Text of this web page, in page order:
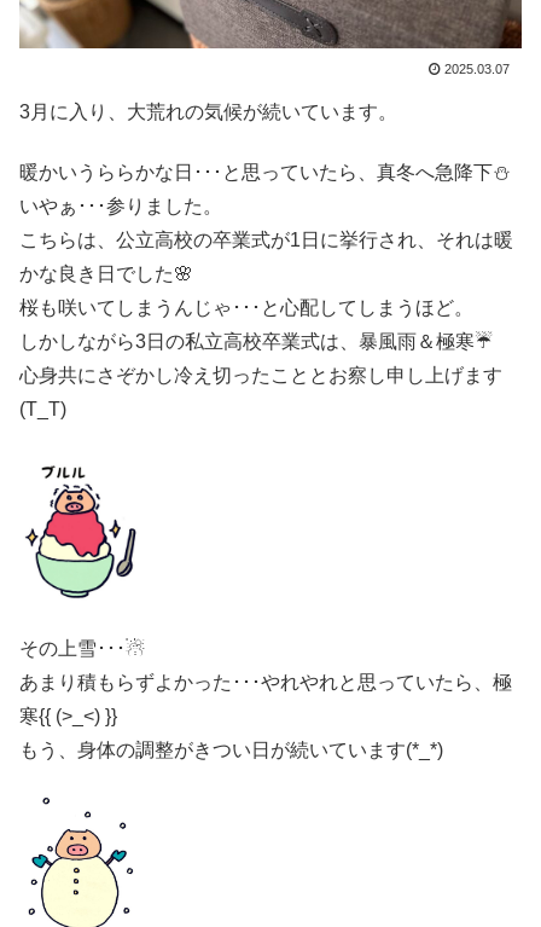
2025.03.07
3月に入り、大荒れの気候が続いています。
暖かいうららかな日･･･と思っていたら、真冬へ急降下⛄
いやぁ･･･参りました。
こちらは、公立高校の卒業式が1日に挙行され、それは暖
かな良き日でした🌸
桜も咲いてしまうんじゃ･･･と心配してしまうほど。
しかしながら3日の私立高校卒業式は、暴風雨＆極寒☔
心身共にさぞかし冷え切ったこととお察し申し上げます
(T_T)
その上雪･･･☃
あまり積もらずよかった･･･やれやれと思っていたら、極
寒{{ (>_<) }}
もう、身体の調整がきつい日が続いています(*_*)